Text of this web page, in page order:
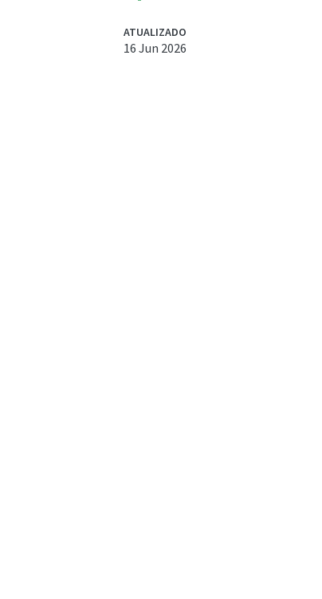
ATUALIZADO
16 Jun 2026